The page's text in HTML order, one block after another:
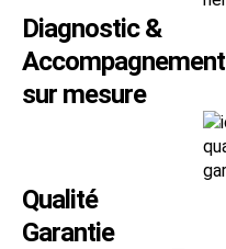
Diagnostic &
Accompagnement
sur mesure
Qualité
Garantie